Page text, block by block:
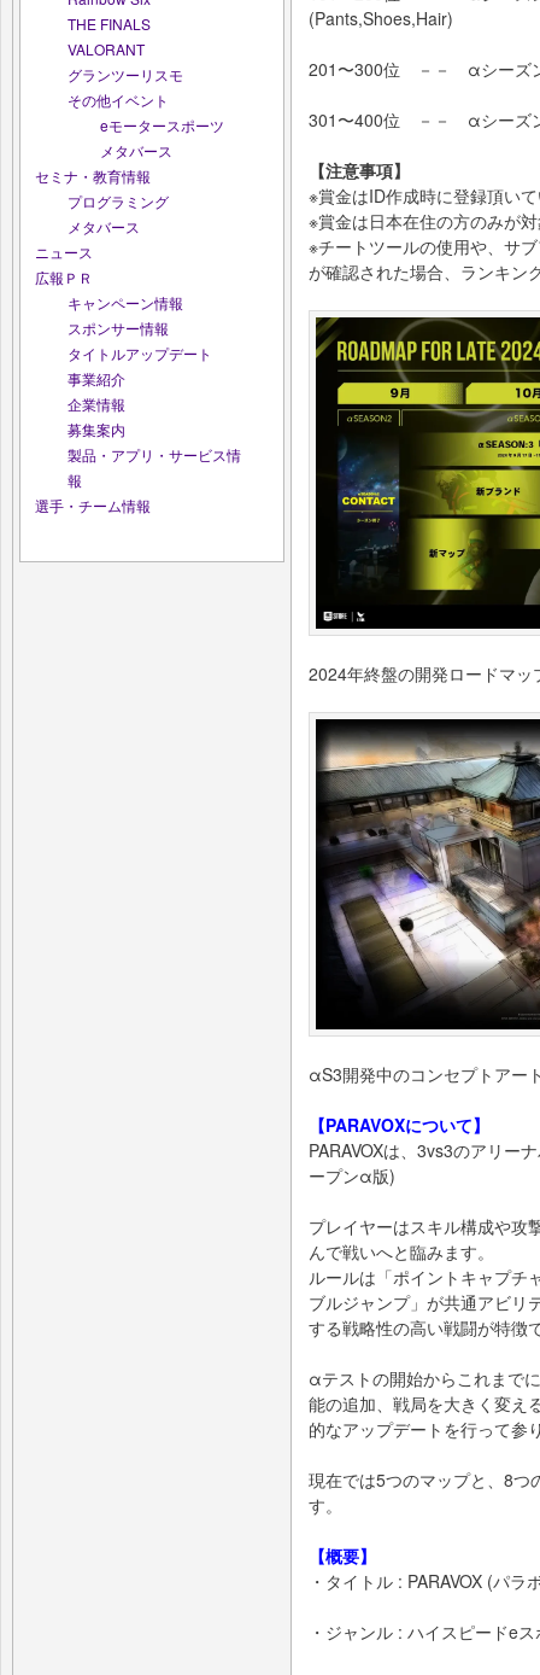
THE FINALS
VALORANT
グランツーリスモ
その他イベント
eモータースポーツ
メタバース
セミナ・教育情報
プログラミング
メタバース
ニュース
広報ＰＲ
キャンペーン情報
スポンサー情報
タイトルアップデート
事業紹介
企業情報
募集案内
製品・アプリ・サービス情
報
選手・チーム情報
(Pants,Shoes,Hair)
201〜300位 －－ αシーズ
301〜400位 －－ αシーズ
【注意事項】
※賞金はID作成時に登録頂い
※賞金は日本在住の方のみが
※チートツールの使用や、サ
が確認された場合、ランキン
2024年終盤の開発ロードマッ
αS3開発中のコンセプトアー
【PARAVOXについて】
PARAVOXは、3vs3のアリー
ープンα版)
プレイヤーはスキル構成や攻
んで戦いへと臨みます。
ルールは「ポイントキャプチ
ブルジャンプ」が共通アビリ
する戦略性の高い戦闘が特徴
αテストの開始からこれまで
能の追加、戦局を大きく変え
的なアップデートを行って参
現在では5つのマップと、8つ
す。
【概要】
・タイトル : PARAVOX (パラ
・ジャンル : ハイスピードe